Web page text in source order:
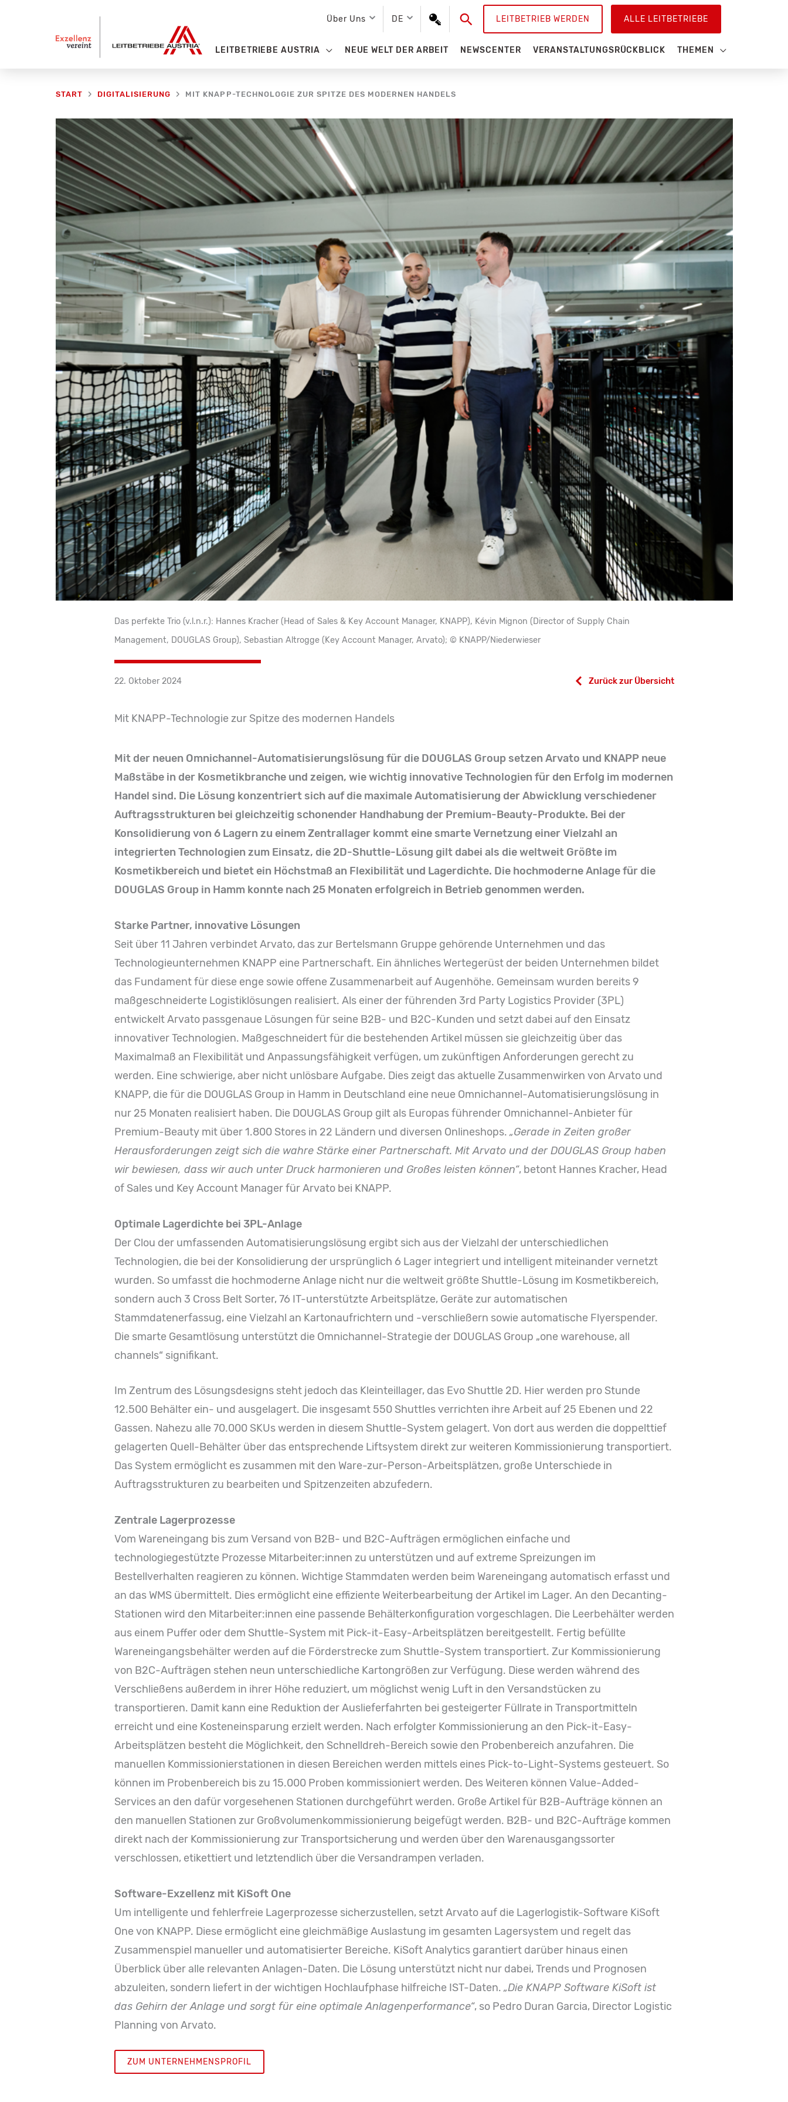
Über Uns DE SuchenLEITBETRIEB WERDEN ALLE LEITBETRIEBE
LEITBETRIEBE AUSTRIA NEUE WELT DER ARBEIT NEWSCENTER VERANSTALTUNGSRÜCKBLICK THEMEN
START DIGITALISIERUNG MIT KNAPP-TECHNOLOGIE ZUR SPITZE DES MODERNEN HANDELS
Das perfekte Trio (v.l.n.r.): Hannes Kracher (Head of Sales & Key Account Manager, KNAPP), Kévin Mignon (Director of Supply Chain
Management, DOUGLAS Group), Sebastian Altrogge (Key Account Manager, Arvato); © KNAPP/Niederwieser
22. Oktober 2024 Zurück zur Übersicht
Mit KNAPP-Technologie zur Spitze des modernen Handels
Mit der neuen Omnichannel-Automatisierungslösung für die DOUGLAS Group setzen Arvato und KNAPP neue
Maßstäbe in der Kosmetikbranche und zeigen, wie wichtig innovative Technologien für den Erfolg im modernen
Handel sind. Die Lösung konzentriert sich auf die maximale Automatisierung der Abwicklung verschiedener
Auftragsstrukturen bei gleichzeitig schonender Handhabung der Premium-Beauty-Produkte. Bei der
Konsolidierung von 6 Lagern zu einem Zentrallager kommt eine smarte Vernetzung einer Vielzahl an
integrierten Technologien zum Einsatz, die 2D-Shuttle-Lösung gilt dabei als die weltweit Größte im
Kosmetikbereich und bietet ein Höchstmaß an Flexibilität und Lagerdichte. Die hochmoderne Anlage für die
DOUGLAS Group in Hamm konnte nach 25 Monaten erfolgreich in Betrieb genommen werden.
Starke Partner, innovative Lösungen
Seit über 11 Jahren verbindet Arvato, das zur Bertelsmann Gruppe gehörende Unternehmen und das
Technologieunternehmen KNAPP eine Partnerschaft. Ein ähnliches Wertegerüst der beiden Unternehmen bildet
das Fundament für diese enge sowie offene Zusammenarbeit auf Augenhöhe. Gemeinsam wurden bereits 9
maßgeschneiderte Logistiklösungen realisiert. Als einer der führenden 3rd Party Logistics Provider (3PL)
entwickelt Arvato passgenaue Lösungen für seine B2B- und B2C-Kunden und setzt dabei auf den Einsatz
innovativer Technologien. Maßgeschneidert für die bestehenden Artikel müssen sie gleichzeitig über das
Maximalmaß an Flexibilität und Anpas­sungsfähigkeit verfügen, um zukünftigen Anforderungen gerecht zu
werden. Eine schwierige, aber nicht unlösbare Aufgabe. Dies zeigt das aktuelle Zusammenwirken von Arvato und
KNAPP, die für die DOUGLAS Group in Hamm in Deutschland eine neue Omnichannel-Automatisierungslösung in
nur 25 Monaten realisiert haben. Die DOUGLAS Group gilt als Europas führender Omnichannel-Anbieter für
Premium-Beauty mit über 1.800 Stores in 22 Ländern und diversen Onlineshops. „Gerade in Zeiten großer
Herausforderungen zeigt sich die wahre Stärke einer Partnerschaft. Mit Arvato und der DOUGLAS Group haben
wir bewiesen, dass wir auch unter Druck harmonieren und Großes leisten können“, betont Hannes Kracher, Head
of Sales und Key Account Manager für Arvato bei KNAPP.
Optimale Lagerdichte bei 3PL-Anlage
Der Clou der umfassenden Automatisierungslösung ergibt sich aus der Vielzahl der unterschiedlichen
Technologien, die bei der Konsolidierung der ursprünglich 6 Lager integriert und intelligent miteinander vernetzt
wurden. So umfasst die hochmoderne Anlage nicht nur die weltweit größte Shuttle-Lösung im Kosmetikbereich,
sondern auch 3 Cross Belt Sorter, 76 IT-unterstützte Arbeitsplätze, Geräte zur automatischen
Stammdatenerfassug, eine Vielzahl an Kartonaufrichtern und -verschließern sowie automatische Flyerspender.
Die smarte Gesamtlösung unterstützt die Omnichannel-Strategie der DOUGLAS Group „one warehouse, all
channels“ signifikant.
Im Zentrum des Lösungsdesigns steht jedoch das Kleinteillager, das Evo Shuttle 2D. Hier werden pro Stunde
12.500 Behälter ein- und ausgelagert. Die insgesamt 550 Shuttles verrichten ihre Arbeit auf 25 Ebenen und 22
Gassen. Nahezu alle 70.000 SKUs werden in diesem Shuttle-System gelagert. Von dort aus werden die doppelttief
gelagerten Quell-Behälter über das entsprechende Liftsystem direkt zur weiteren Kommissionierung transportiert.
Das System ermöglicht es zusammen mit den Ware-zur-Person-Arbeitsplätzen, große Unterschiede in
Auftragsstrukturen zu bearbeiten und Spitzenzeiten abzufedern.
Zentrale Lagerprozesse
Vom Wareneingang bis zum Versand von B2B- und B2C-Aufträgen ermöglichen einfache und
technologiegestützte Prozesse Mitarbeiter:innen zu unterstützen und auf extreme Spreizungen im
Bestellverhalten reagieren zu können. Wichtige Stammdaten werden beim Wareneingang automatisch erfasst und
an das WMS übermittelt. Dies ermöglicht eine effiziente Weiterbearbeitung der Artikel im Lager. An den Decanting-
Stationen wird den Mitarbeiter:innen eine passende Behälterkonfiguration vorgeschlagen. Die Leerbehälter werden
aus einem Puffer oder dem Shuttle-System mit Pick-it-Easy-Arbeitsplätzen bereitgestellt. Fertig befüllte
Wareneingangsbehälter werden auf die Förderstrecke zum Shuttle-System transportiert. Zur Kommissionierung
von B2C-Aufträgen stehen neun unterschiedliche Kartongrößen zur Verfügung. Diese werden während des
Verschließens außerdem in ihrer Höhe reduziert, um möglichst wenig Luft in den Versandstücken zu
transportieren. Damit kann eine Reduktion der Auslieferfahrten bei gesteigerter Füllrate in Transportmitteln
erreicht und eine Kosteneinsparung erzielt werden. Nach erfolgter Kommissionierung an den Pick-it-Easy-
Arbeitsplätzen besteht die Möglichkeit, den Schnelldreh-Bereich sowie den Probenbereich anzufahren. Die
manuellen Kommissionierstationen in diesen Bereichen werden mittels eines Pick-to-Light-Systems gesteuert. So
können im Probenbereich bis zu 15.000 Proben kommissioniert werden. Des Weiteren können Value-Added-
Services an den dafür vorgesehenen Stationen durchgeführt werden. Große Artikel für B2B-Aufträge können an
den manuellen Stationen zur Großvolumenkommissionierung beigefügt werden. B2B- und B2C-Aufträge kommen
direkt nach der Kommissionierung zur Transportsicherung und werden über den Warenausgangssorter
verschlossen, etikettiert und letztendlich über die Versandrampen verladen.
Software-Exzellenz mit KiSoft One
Um intelligente und fehlerfreie Lagerprozesse sicherzustellen, setzt Arvato auf die Lagerlogistik-Software KiSoft
One von KNAPP. Diese ermöglicht eine gleichmäßige Auslastung im gesamten Lagersystem und regelt das
Zusammenspiel manueller und automatisierter Bereiche. KiSoft Analytics garantiert darüber hinaus einen
Überblick über alle relevanten Anlagen-Daten. Die Lösung unterstützt nicht nur dabei, Trends und Prognosen
abzuleiten, sondern liefert in der wichtigen Hochlaufphase hilfreiche IST-Daten. „Die KNAPP Software KiSoft ist
das Gehirn der Anlage und sorgt für eine optimale Anlagenperformance“, so Pedro Duran Garcia, Director Logistic
Planning von Arvato.
ZUM UNTERNEHMENSPROFIL